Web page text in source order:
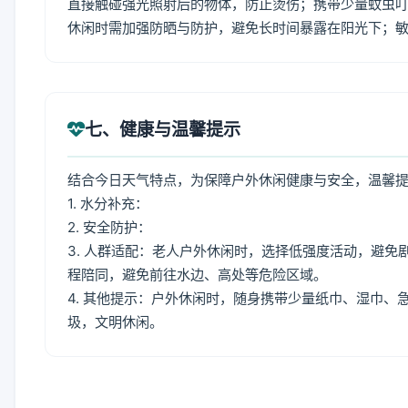
直接触碰强光照射后的物体，防止烫伤；携带少量蚊虫
休闲时需加强防晒与防护，避免长时间暴露在阳光下；
七、健康与温馨提示
结合今日天气特点，为保障户外休闲健康与安全，温馨
1. 水分补充：
2. 安全防护：
3. 人群适配：老人户外休闲时，选择低强度活动，避
程陪同，避免前往水边、高处等危险区域。
4. 其他提示：户外休闲时，随身携带少量纸巾、湿巾
圾，文明休闲。